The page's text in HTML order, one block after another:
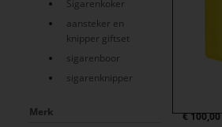
Sigarenkoker
aansteker en
knipper giftset
sigarenboor
sigarenknipper
Merk €100,00